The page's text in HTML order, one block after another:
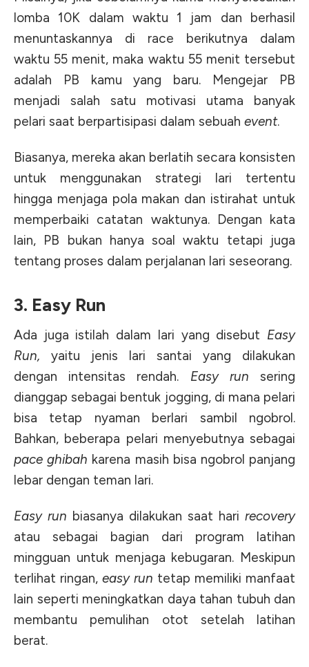
lomba 10K dalam waktu 1 jam dan berhasil
menuntaskannya di race berikutnya dalam
waktu 55 menit, maka waktu 55 menit tersebut
adalah PB kamu yang baru. Mengejar PB
menjadi salah satu motivasi utama banyak
pelari saat berpartisipasi dalam sebuah event.
Biasanya, mereka akan berlatih secara konsisten
untuk menggunakan strategi lari tertentu
hingga menjaga pola makan dan istirahat untuk
memperbaiki catatan waktunya. Dengan kata
lain, PB bukan hanya soal waktu tetapi juga
tentang proses dalam perjalanan lari seseorang.
3. Easy Run
Ada juga istilah dalam lari yang disebut Easy
Run, yaitu jenis lari santai yang dilakukan
dengan intensitas rendah. Easy run sering
dianggap sebagai bentuk jogging, di mana pelari
bisa tetap nyaman berlari sambil ngobrol.
Bahkan, beberapa pelari menyebutnya sebagai
pace ghibah karena masih bisa ngobrol panjang
lebar dengan teman lari.
Easy run biasanya dilakukan saat hari recovery
atau sebagai bagian dari program latihan
mingguan untuk menjaga kebugaran. Meskipun
terlihat ringan, easy run tetap memiliki manfaat
lain seperti meningkatkan daya tahan tubuh dan
membantu pemulihan otot setelah latihan
berat.